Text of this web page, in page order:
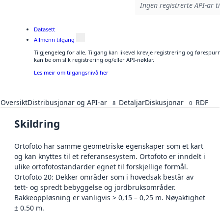
Ingen registrerte API-ar
Datasett
Allmenn tilgang
Tilgjengeleg for alle. Tilgang kan likevel krevje registrering og
kan be om slik registrering og/eller API-nøklar.
Les meir om tilgangsnivå her
OversiktDistribusjonar og API-ar 8 DetaljarDiskusjonar 0 RDF
Skildring
Ortofoto har samme geometriske egenskaper som et kart
og kan knyttes til et referansesystem. Ortofoto er inndelt i
ulike ortofotostandarder egnet til forskjellige formål.
Ortofoto 20: Dekker områder som i hovedsak består av
tett- og spredt bebyggelse og jordbruksområder.
Bakkeoppløsning er vanligvis > 0,15 – 0,25 m. Nøyaktighet
± 0.50 m.